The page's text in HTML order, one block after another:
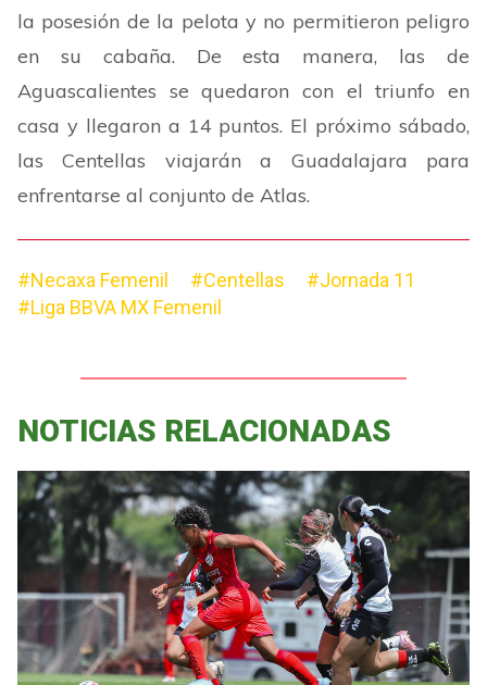
la posesión de la pelota y no permitieron peligro
en su cabaña. De esta manera, las de
Aguascalientes se quedaron con el triunfo en
casa y llegaron a 14 puntos. El próximo sábado,
las Centellas viajarán a Guadalajara para
enfrentarse al conjunto de Atlas.
#Necaxa Femenil #Centellas
#Jornada 11
#Liga BBVA MX Femenil
NOTICIAS RELACIONADAS